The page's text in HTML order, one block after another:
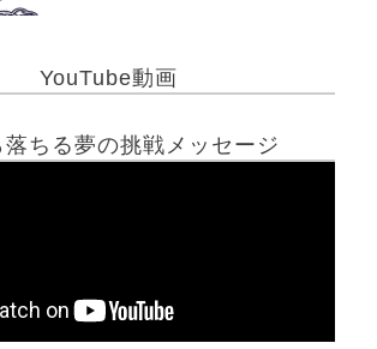
YouTube動画
落ちる夢の挑戦メッセージ